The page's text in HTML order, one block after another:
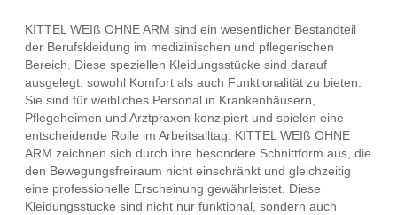
KITTEL WEIß OHNE ARM sind ein wesentlicher Bestandteil
der Berufskleidung im medizinischen und pflegerischen
Bereich. Diese speziellen Kleidungsstücke sind darauf
ausgelegt, sowohl Komfort als auch Funktionalität zu bieten.
Sie sind für weibliches Personal in Krankenhäusern,
Pflegeheimen und Arztpraxen konzipiert und spielen eine
entscheidende Rolle im Arbeitsalltag. KITTEL WEIß OHNE
ARM zeichnen sich durch ihre besondere Schnittform aus, die
den Bewegungsfreiraum nicht einschränkt und gleichzeitig
eine professionelle Erscheinung gewährleistet. Diese
Kleidungsstücke sind nicht nur funktional, sondern auch